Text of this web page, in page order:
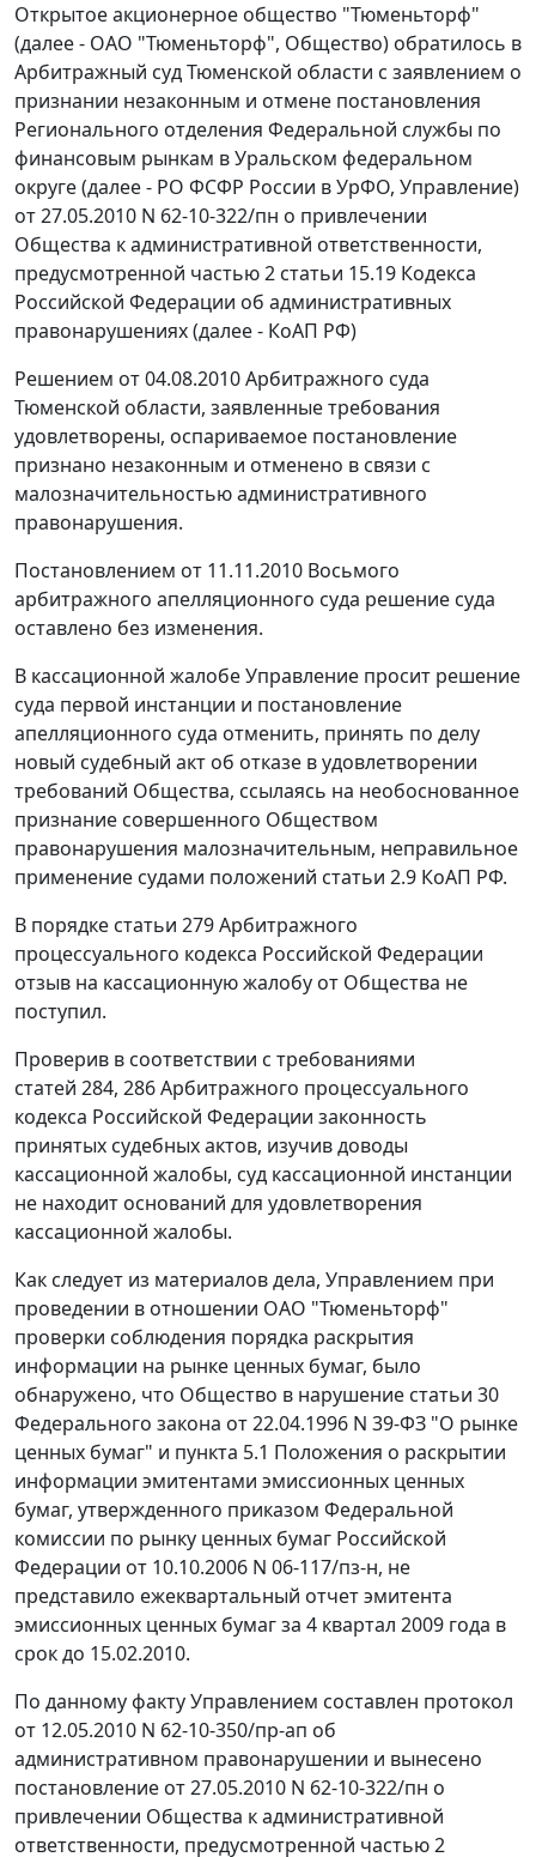
Открытое акционерное общество "Тюменьторф"
(далее - ОАО "Тюменьторф", Общество) обратилось в
Арбитражный суд Тюменской области с заявлением о
признании незаконным и отмене постановления
Регионального отделения Федеральной службы по
финансовым рынкам в Уральском федеральном
округе (далее - РО ФСФР России в УрФО, Управление)
от 27.05.2010 N 62-10-322/пн о привлечении
Общества к административной ответственности,
предусмотренной частью 2 статьи 15.19 Кодекса
Российской Федерации об административных
правонарушениях (далее - КоАП РФ)
Решением от 04.08.2010 Арбитражного суда
Тюменской области, заявленные требования
удовлетворены, оспариваемое постановление
признано незаконным и отменено в связи с
малозначительностью административного
правонарушения.
Постановлением от 11.11.2010 Восьмого
арбитражного апелляционного суда решение суда
оставлено без изменения.
В кассационной жалобе Управление просит решение
суда первой инстанции и постановление
апелляционного суда отменить, принять по делу
новый судебный акт об отказе в удовлетворении
требований Общества, ссылаясь на необоснованное
признание совершенного Обществом
правонарушения малозначительным, неправильное
применение судами положений статьи 2.9 КоАП РФ.
В порядке статьи 279Арбитражного
процессуального кодекса Российской Федерации
отзыв на кассационную жалобу от Общества не
поступил.
Проверив в соответствии с требованиями
статей 284, 286Арбитражного процессуального
кодекса Российской Федерации законность
принятых судебных актов, изучив доводы
кассационной жалобы, суд кассационной инстанции
не находит оснований для удовлетворения
кассационной жалобы.
Как следует из материалов дела, Управлением при
проведении в отношении ОАО "Тюменьторф"
проверки соблюдения порядка раскрытия
информации на рынке ценных бумаг, было
обнаружено, что Общество в нарушение статьи 30
Федерального закона от 22.04.1996 N 39-ФЗ "О рынке
ценных бумаг" и пункта 5.1 Положения о раскрытии
информации эмитентами эмиссионных ценных
бумаг, утвержденного приказом Федеральной
комиссии по рынку ценных бумаг Российской
Федерации от 10.10.2006 N 06-117/пз-н, не
представило ежеквартальный отчет эмитента
эмиссионных ценных бумаг за 4 квартал 2009 года в
срок до 15.02.2010.
По данному факту Управлением составлен протокол
от 12.05.2010 N 62-10-350/пр-ап об
административном правонарушении и вынесено
постановление от 27.05.2010 N 62-10-322/пн о
привлечении Общества к административной
ответственности, предусмотренной частью 2